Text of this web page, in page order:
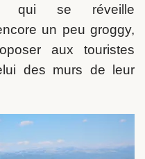
qui se réveille
un peu groggy,
aux touristes
des murs de leur